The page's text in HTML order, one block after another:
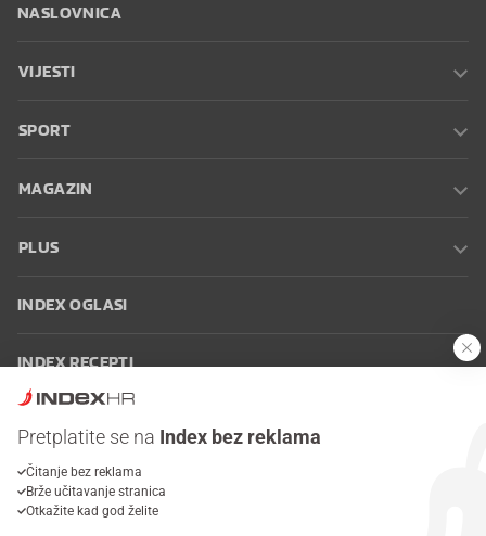
NASLOVNICA
VIJESTI
SPORT
MAGAZIN
PLUS
INDEX OGLASI
INDEX RECEPTI
Oglašavanje Zaposli se na Indexu
korištenja
Postavke kolačića
Pretplatite se na Index bez reklama
Čitanje bez reklama
Brže učitavanje stranica
Otkažite kad god želite